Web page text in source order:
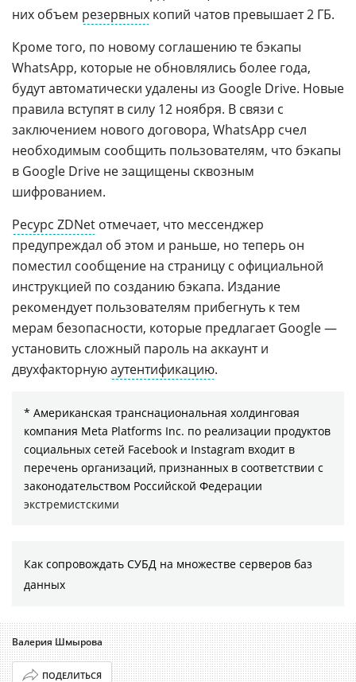
них объем резервных копий чатов превышает 2 ГБ.
Кроме того, по новому соглашению те бэкапы
WhatsApp, которые не обновлялись более года,
будут автоматически удалены из Google Drive. Новые
правила вступят в силу 12 ноября. В связи с
заключением нового договора, WhatsApp счел
необходимым сообщить пользователям, что бэкапы
в Google Drive не защищены сквозным
шифрованием.
Ресурс ZDNet отмечает, что мессенджер
предупреждал об этом и раньше, но теперь он
поместил сообщение на страницу с официальной
инструкцией по созданию бэкапа. Издание
рекомендует пользователям прибегнуть к тем
мерам безопасности, которые предлагает Google —
установить сложный пароль на аккаунт и
двухфакторнуюаутентификацию.
* Американская транснациональная холдинговая
компания Meta Platforms Inc. по реализации продуктов
социальных сетей Facebook и Instagram входит в
перечень организаций, признанных в соответствии с
законодательством Российской Федерации
экстремистскими
Как сопровождать СУБД на множестве серверов баз
данных
Валерия Шмырова
ПОДЕЛИТЬСЯ